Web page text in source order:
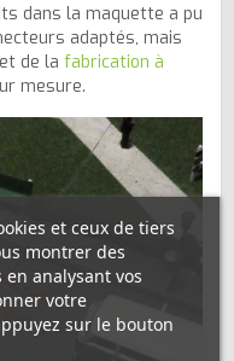
dans la maquette a pu
adaptés, mais
de la fabrication à
mesure.
et ceux de tiers
montrer des
analysant vos
votre
sur le bouton